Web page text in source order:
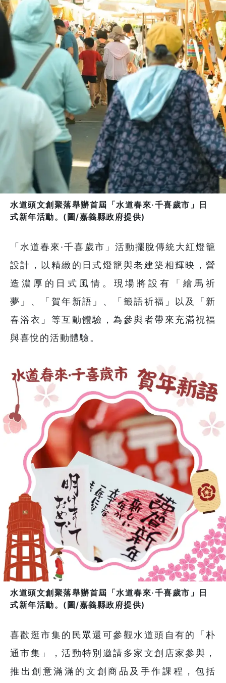
水道頭文創聚落舉辦首屆「水道春來·千喜歲市」日
式新年活動。(圖/嘉義縣政府提供)
「水道春來·千喜歲市」活動擺脫傳統大紅燈籠
設計，以精緻的日式燈籠與老建築相輝映，營
造濃厚的日式風情。現場將設有「繪馬祈
夢」、「賀年新語」、「籤語祈福」以及「新
春浴衣」等互動體驗，為參與者帶來充滿祝福
與喜悅的活動體驗。
水道頭文創聚落舉辦首屆「水道春來·千喜歲市」日
式新年活動。(圖/嘉義縣政府提供)
喜歡逛市集的民眾還可參觀水道頭自有的「朴
通市集」，活動特別邀請多家文創店家參與，
推出創意滿滿的文創商品及手作課程，包括